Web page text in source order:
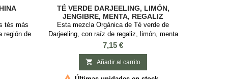
tés más
región de
TÉ VERDE DARJEELING, LIMÓN,
JENGIBRE, MENTA, REGALIZ
ORGÁNICO
Esta mezcla Orgánica de Té verde de
Darjeeling, con raíz de regaliz, limón, menta
verde y trozos de jengibre, tiene una Infusión
reducir el estrés Sabor: Limón y
JengibreIngredientes: Té verde orgánico
Precio
7,15 €
 Añadir al carrito